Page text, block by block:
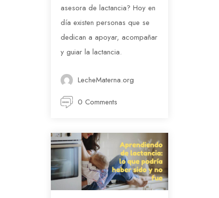
asesora de lactancia? Hoy en
día existen personas que se
dedican a apoyar, acompañar
y guiar la lactancia.
LecheMaterna.org
0 Comments